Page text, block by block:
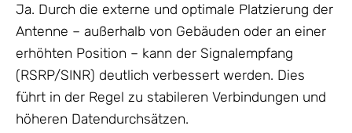
Ja. Durch die externe und optimale Platzierung der
Antenne – außerhalb von Gebäuden oder an einer
erhöhten Position – kann der Signalempfang
(RSRP/SINR) deutlich verbessert werden. Dies
führt in der Regel zu stabileren Verbindungen und
höheren Datendurchsätzen.